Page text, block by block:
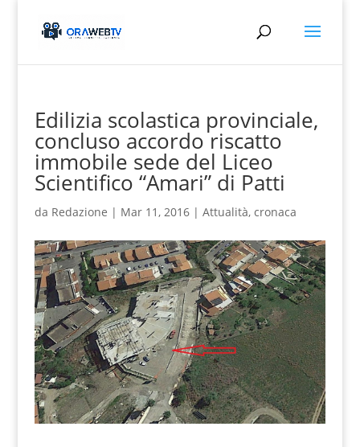
Edilizia scolastica provinciale,
concluso accordo riscatto
immobile sede del Liceo
Scientifico “Amari” di Patti
da Redazione | Mar 11, 2016| Attualità, cronaca